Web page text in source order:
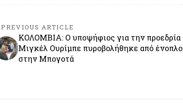
PREVIOUS ARTICLE
ΚΟΛΟΜΒΙΑ: Ο υποψήφιος για την προεδρία
Μιγκέλ Ουρίμπε πυροβολήθηκε από ένοπλο
στην Μπογοτά